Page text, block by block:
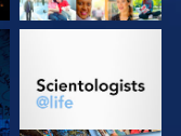
VERKEN DE SERIE